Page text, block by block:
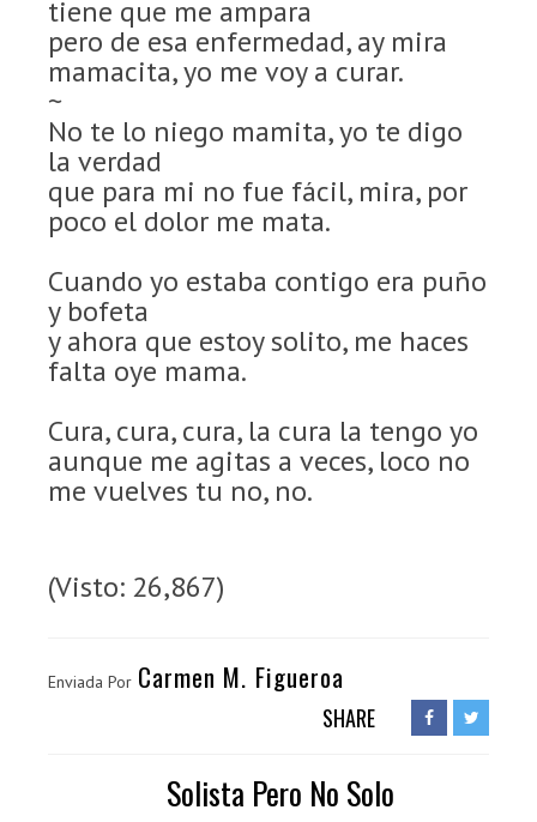
tiene que me ampara
pero de esa enfermedad, ay mira
mamacita, yo me voy a curar.
~
No te lo niego mamita, yo te digo
la verdad
que para mi no fue fácil, mira, por
poco el dolor me mata.
Cuando yo estaba contigo era puño
y bofeta
y ahora que estoy solito, me haces
falta oye mama.
Cura, cura, cura, la cura la tengo yo
aunque me agitas a veces, loco no
me vuelves tu no, no.
(Visto: 26,867)
Enviada Por Carmen M. Figueroa
SHARE
Solista Pero No Solo